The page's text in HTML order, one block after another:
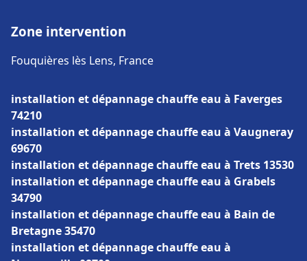
Zone intervention
Fouquières lès Lens, France
installation et dépannage chauffe eau à Faverges
74210
installation et dépannage chauffe eau à Vaugneray
69670
installation et dépannage chauffe eau à Trets 13530
installation et dépannage chauffe eau à Grabels
34790
installation et dépannage chauffe eau à Bain de
Bretagne 35470
installation et dépannage chauffe eau à